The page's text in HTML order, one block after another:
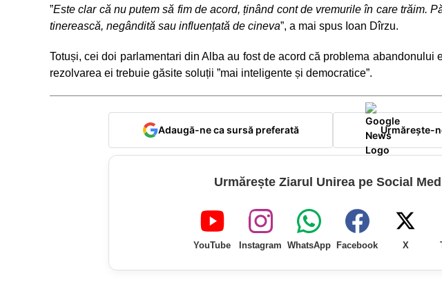
”Este clar că nu putem să fim de acord, ținând cont de vremurile în care trăim.
tinerească, negândită sau influențată de cineva”, a mai spus Ioan Dîrzu.
Totuși, cei doi parlamentari din Alba au fost de acord că problema abandonului
rezolvarea ei trebuie găsite soluții ”mai inteligente și democratice”.
Adaugă-ne ca sursă preferată Urmărește-
Urmărește Ziarul Unirea pe Social
YouTube Instagram WhatsApp Facebook X